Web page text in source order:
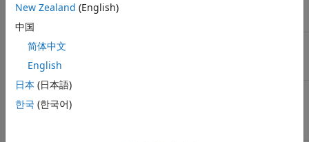
集群类型
parallel.cluster.MJS
parallel.cluster.MJSComputeCloud
New Zealand (English)
中国
简体中文
English
日本 (日本語)
한국 (한국어)